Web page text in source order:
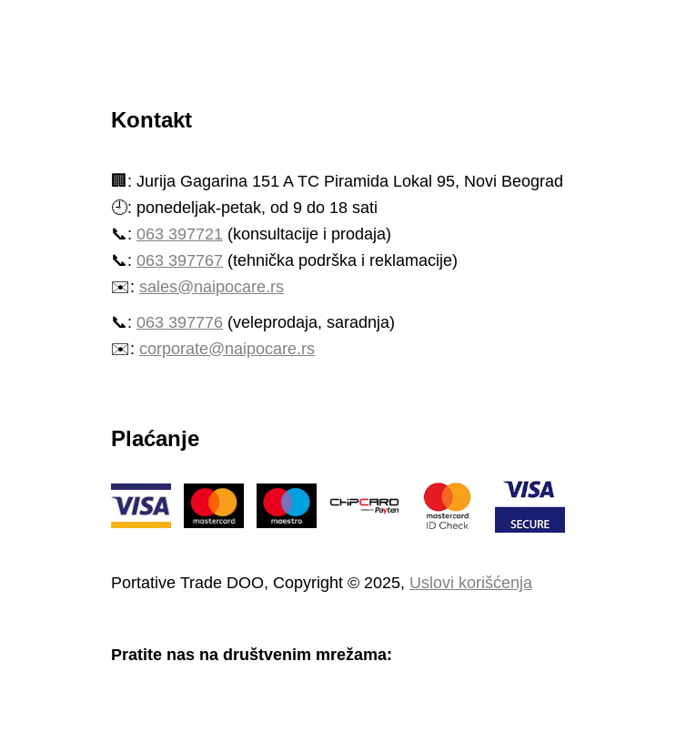
Kontakt
🏢: Jurija Gagarina 151 A ТС Piramida Lokal 95, Novi Beograd
🕘: ponedeljak-petak, od 9 do 18 sati
📞: 063 397721 (konsultacije i prodaja)
📞: 063 397767 (tehnička podrška i reklamacije)
✉️: sales@naipocare.rs
📞: 063 397776 (veleprodaja, saradnja)
✉️: corporate@naipocare.rs
Plaćanje
Portative Trade DOO, Copyright © 2025, Uslovi korišćenja
Pratite nas na društvenim mrežama: